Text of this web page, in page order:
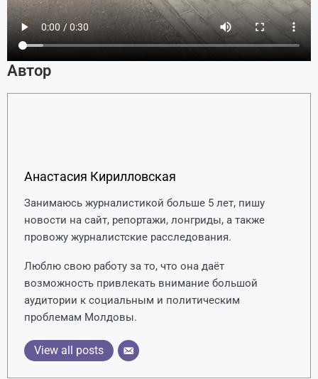
Автор
Анастасия Кирилловская
Занимаюсь журналистикой больше 5 лет, пишу
новости на сайт, репортажи, лонгриды, а также
провожу журналистские расследования.
Люблю свою работу за то, что она даёт
возможность привлекать внимание большой
аудитории к социальным и политическим
проблемам Молдовы.
View all posts